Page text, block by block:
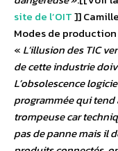
site de l’OIT]]
Modes de
« L’illusion des TIC
de cette industrie
L’obsolescence
programmée qui tend
trompeuse car
pas de panne mais il